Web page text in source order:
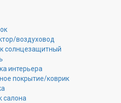
воздуховод
солнцезащитный
интерьера
покрытие/коврик
салона